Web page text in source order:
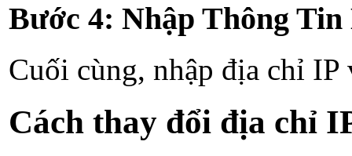
Bước 4: Nhập Thông Tin
Cuối cùng, nhập địa chỉ
Cách thay đổi địa chỉ